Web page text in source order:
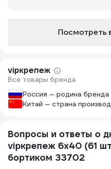
Посмотреть
vipкрепеж
Все товары бренда
Россия — родина бренда
Китай — страна
Вопросы и ответы о
vipкрепеж 6х40 (61
бортиком 33702